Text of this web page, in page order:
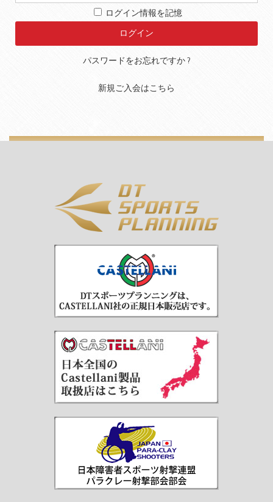
ログイン情報を記憶
パスワードをお忘れですか ?
新規ご入会はこちら